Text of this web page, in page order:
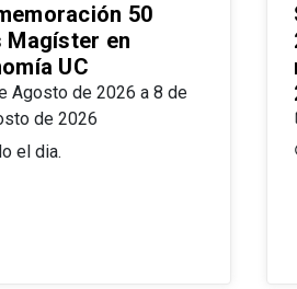
50
Magíster en
UC
Agosto de 2026 a 8 de
de 2026
el dia.